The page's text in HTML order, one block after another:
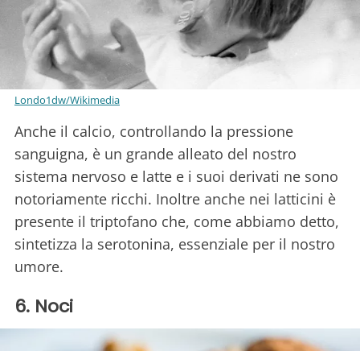
Londo1dw/Wikimedia
Anche il calcio, controllando la pressione
sanguigna, è un grande alleato del nostro
sistema nervoso e latte e i suoi derivati ne sono
notoriamente ricchi. Inoltre anche nei latticini è
presente il triptofano che, come abbiamo detto,
sintetizza la serotonina, essenziale per il nostro
umore.
6. Noci